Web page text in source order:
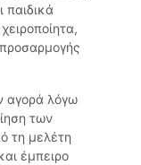
παιδικά
αγορά λόγω
των
τη μελέτη
έμπειρο